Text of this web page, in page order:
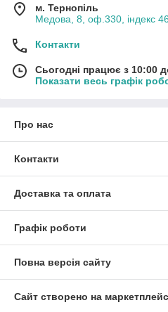
м. Тернопіль
Медова, 8, оф.330, індекс
Контакти
Сьогодні працює з 10:00
Показати весь графік
Про нас
Контакти
Доставка та оплата
Графік роботи
Повна версія сайту
Сайт створено на